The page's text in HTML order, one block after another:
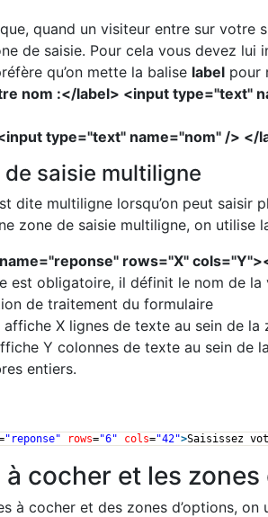
quand un visiteur entre sur votre
de saisie. Pour cela vous devez lui
qu’on mette la balise label pour
nom :</label> <input type="text"
type="text" name="nom" /> </
de saisie multiligne
dite multiligne lorsqu’on peut saisir
zone de saisie multiligne, on utilise
rows="X"
est obligatoire, il définit le nom de
de traitement du formulaire
affiche X lignes de texte au sein de la
Y colonnes de texte au sein de
entiers.
"reponse" rows="6" cols="42">Saisissez
cocher et les zones
à cocher et des zones d’options, on